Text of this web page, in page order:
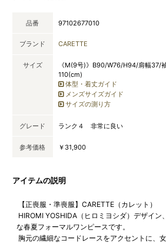
品番 97102677010
ブランド CARETTE
サイズ
《M(9号)》B90/W76/H94/肩幅37/
110(cm)
体型・着丈ガイド
メンズサイズガイド
サイズの測り方
グレード ランク４ 非常に良い
参考価格 ￥31,900
アイテムの説明
【正喪服・準喪服】CARETTE（カレット）
HIROMI YOSHIDA（ヒロミヨシダ）デザイン
な春夏フォーマルワンピースです。
胸元の繊細なコードレースをアクセントに、